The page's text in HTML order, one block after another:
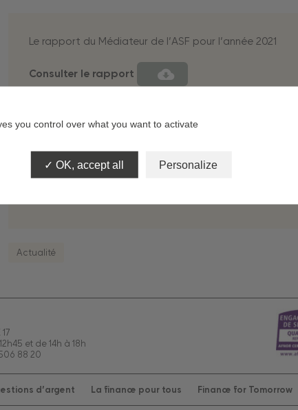
Le rapport du Médiateur de l’ASF pour l’année 2021
Consulter le rapport
Consulter le document
Actualité
et de 14h à 18h
88 20
d’argent La finance pour tous Finance for Tomorrow
you control over what you want to activate
OK, accept all Personalize